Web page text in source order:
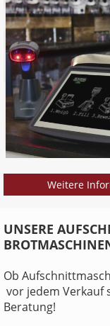
Weitere
UNSERE
Ob
vor jedem Verkauf
Beratung!